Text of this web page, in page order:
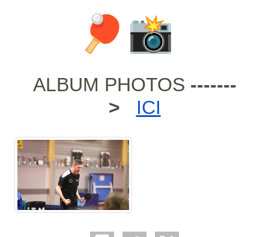
ALBUM PHOTOS -------
>
ICI